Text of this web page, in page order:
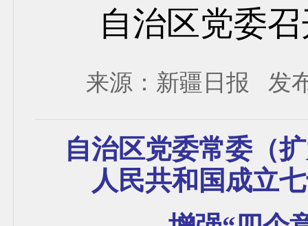
自治区党委
来源：新疆日报 发
自治区党委常委（
人民共和国成立